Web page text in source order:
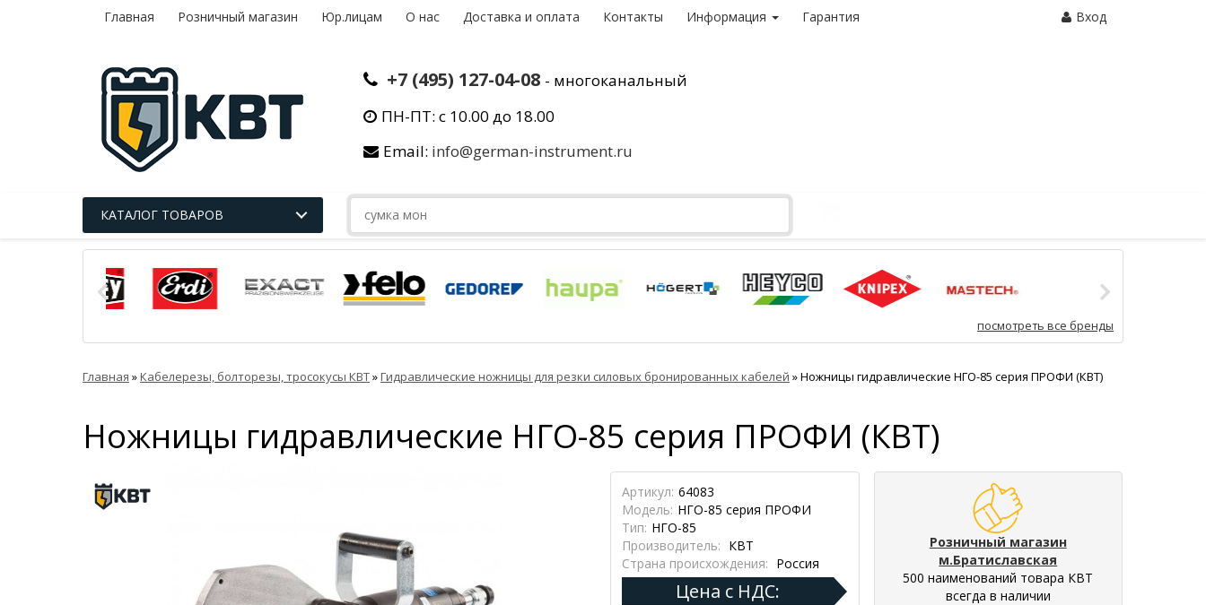
Главная Розничный магазин Юр.лицам О нас Доставка и оплата Контакты Информация Гарантия Вход
+7 (495) 127-04-08 - многоканальный
ПН-ПТ: с 10.00 до 18.00
Email: info@german-instrument.ru
КАТАЛОГ ТОВАРОВ
посмотреть все бренды
Главная »Кабелерезы, болторезы, тросокусы КВТ»Гидравлические ножницы для резки силовых бронированных кабелей »Ножницы гидравлические НГО-85 серия ПРОФИ (КВТ)
Ножницы гидравлические НГО-85 серия ПРОФИ (КВТ)
Артикул: 64083
Модель: НГО-85 серия ПРОФИ
Тип: НГО-85
Производитель: КВТ
Страна происхождения: Россия
Цена с НДС:
Розничный магазин
м.Братиславская
500 наименований товара КВТ
всегда в наличии